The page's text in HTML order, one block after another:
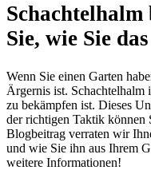
Schachtelhalm
Sie, wie Sie
Wenn Sie einen Garten
Ärgernis ist. Schachtelhalm
zu bekämpfen ist. Dieses
der richtigen Taktik können
Blogbeitrag verraten wir
und wie Sie ihn aus Ihrem
weitere Informationen!